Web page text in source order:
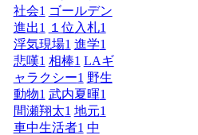
社会1 ゴールデン
進出1 １位入札1
浮気現場1 進学1
悲嘆1 相棒1 LAギ
ャラクシー1 野生
動物1 武内夏暉1
間瀬翔太1 地元1
車中生活者1 中